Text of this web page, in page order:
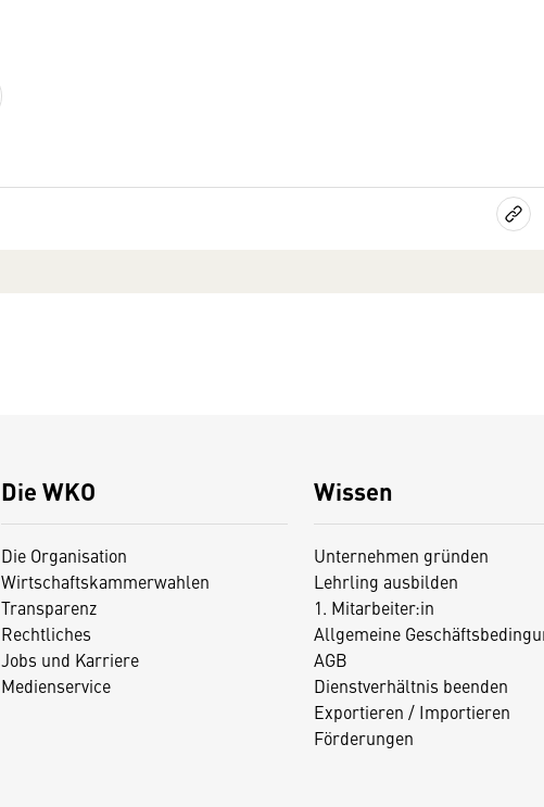
Die WKO
Die Organisation
Wirtschaftskammerwahlen
Transparenz
Rechtliches
Jobs und Karriere
Medienservice
Wissen
Unternehmen gründen
Lehrling ausbilden
1. Mitarbeiter:in
Allgemeine
AGB
Dienstverhältnis beenden
Exportieren / Importieren
Förderungen